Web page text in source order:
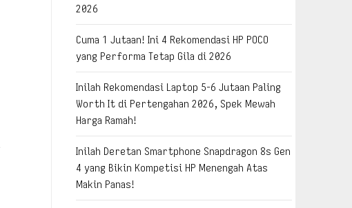
2026
Cuma 1 Jutaan! Ini 4 Rekomendasi HP POCO
yang Performa Tetap Gila di 2026
Inilah Rekomendasi Laptop 5-6 Jutaan Paling
Worth It di Pertengahan 2026, Spek Mewah
Harga Ramah!
Inilah Deretan Smartphone Snapdragon 8s Gen
4 yang Bikin Kompetisi HP Menengah Atas
Makin Panas!